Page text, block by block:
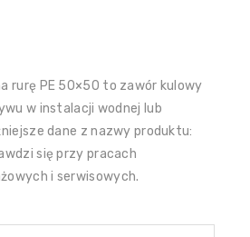
rurę PE 50×50 to zawór kulowy
w instalacji wodnej lub
dane z nazwy produktu:
się przy pracach
i serwisowych.